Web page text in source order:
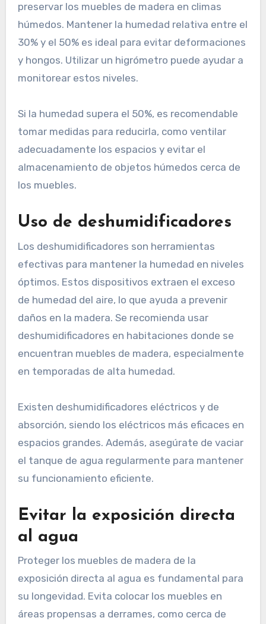
preservar los muebles de madera en climas
húmedos. Mantener la humedad relativa entre el
30% y el 50% es ideal para evitar deformaciones
y hongos. Utilizar un higrómetro puede ayudar a
monitorear estos niveles.
Si la humedad supera el 50%, es recomendable
tomar medidas para reducirla, como ventilar
adecuadamente los espacios y evitar el
almacenamiento de objetos húmedos cerca de
los muebles.
Uso de deshumidificadores
Los deshumidificadores son herramientas
efectivas para mantener la humedad en niveles
óptimos. Estos dispositivos extraen el exceso
de humedad del aire, lo que ayuda a prevenir
daños en la madera. Se recomienda usar
deshumidificadores en habitaciones donde se
encuentran muebles de madera, especialmente
en temporadas de alta humedad.
Existen deshumidificadores eléctricos y de
absorción, siendo los eléctricos más eficaces en
espacios grandes. Además, asegúrate de vaciar
el tanque de agua regularmente para mantener
su funcionamiento eficiente.
Evitar la exposición directa
al agua
Proteger los muebles de madera de la
exposición directa al agua es fundamental para
su longevidad. Evita colocar los muebles en
áreas propensas a derrames, como cerca de